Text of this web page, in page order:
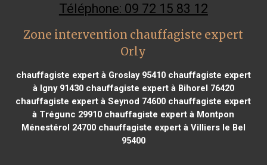
Téléphone: 09 72 15 83 12
Zone intervention chauffagiste expert
Orly
chauffagiste expert à Groslay 95410chauffagiste expert
à Igny 91430chauffagiste expert à Bihorel 76420
chauffagiste expert à Seynod 74600 chauffagiste expert
à Trégunc 29910 chauffagiste expert à Montpon
Ménestérol 24700chauffagiste expert à Villiers le Bel
95400